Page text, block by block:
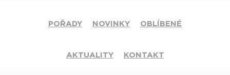
POŘADY NOVINKY OBLÍBENÉ
AKTUALITY KONTAKT